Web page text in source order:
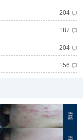
204
187
204
156